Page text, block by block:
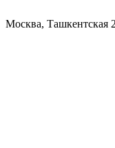
Москва, Ташкентская